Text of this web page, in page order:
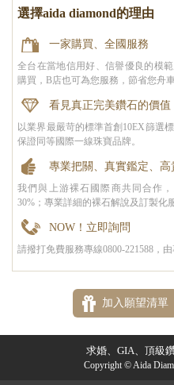
選擇aida diamond的理由
一家購買、全國服務
全台在當地信用好、信譽優良的模
購買，B店也可為您服務，節省您舟
看見真正完美鑽石的價值
以業界最嚴苛的標準首創10EX篩選
保證同等國際一線珠寶品牌。
專業把關、真實鑑定、高
我們與上游裸石國際商共同合作
30%；專業詳細的裸石解說及訂製化
NOW！立即詢問
請撥打免費服務專線0800-221588，由
加入願望清單
求婚、GIA、頂級
Copyright © Aida